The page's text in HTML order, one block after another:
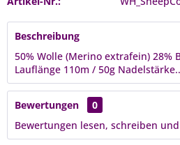
Beschreibung
50% Wolle (Merino extrafein) 28%
Lauflänge 110m / 50g
Bewertungen
0
Bewertungen lesen, schreiben